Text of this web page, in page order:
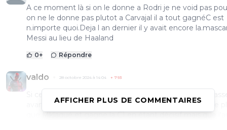
A ce moment là si on le donne a Rodri je ne void pas
on ne le donne pas plutot a Carvajal il a tout gagnéC est
n.importe quoi.Deja l an dernier il y avait encore
Messi au lieu de Haaland
0+ Répondre
valdo 28 octobre 2024 à 14:04 + 793
avant la C1 ? Ça veut dire que si un jour Haaland plante
que Mklaqué et gagne la C1 en étant décisif mais que
AFFICHER PLUS DE COMMENTAIRES